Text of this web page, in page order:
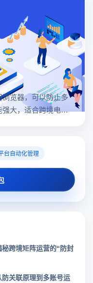
览器，可以防止多
大，适合跨境电商
台自动化管理
跨境矩阵运营的“防封
关联原理到多账号运